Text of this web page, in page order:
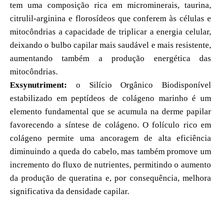
tem uma composição rica em microminerais, taurina,
citrulil-arginina e florosídeos que conferem às células e
mitocôndrias a capacidade de triplicar a energia celular,
deixando o bulbo capilar mais saudável e mais resistente,
aumentando também a produção energética das
mitocôndrias.
Exsynutriment: o Silício Orgânico Biodisponível
estabilizado em peptídeos de colágeno marinho é um
elemento fundamental que se acumula na derme papilar
favorecendo a síntese de colágeno. O folículo rico em
colágeno permite uma ancoragem de alta eficiência
diminuindo a queda do cabelo, mas também promove um
incremento do fluxo de nutrientes, permitindo o aumento
da produção de queratina e, por consequência, melhora
significativa da densidade capilar.